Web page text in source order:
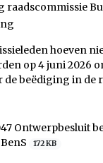
raadscommissie
hoeven
op 4 juni 2026
beëdiging in de
Ontwerpbesluit
172 KB